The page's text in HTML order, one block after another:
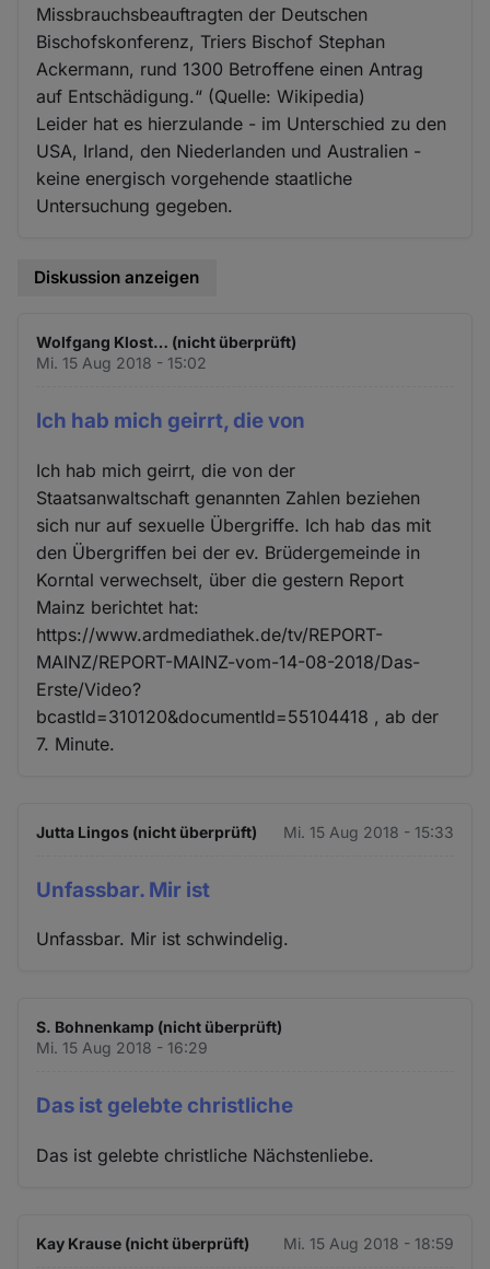
Missbrauchsbeauftragten der Deutschen
Bischofskonferenz, Triers Bischof Stephan
Ackermann, rund 1300 Betroffene einen Antrag
auf Entschädigung.“ (Quelle: Wikipedia)
Leider hat es hierzulande - im Unterschied zu den
USA, Irland, den Niederlanden und Australien -
keine energisch vorgehende staatliche
Untersuchung gegeben.
Diskussion anzeigen
Wolfgang Klost… (nicht überprüft)
Mi. 15 Aug 2018 - 15:02
Ich hab mich geirrt, die von
Ich hab mich geirrt, die von der
Staatsanwaltschaft genannten Zahlen beziehen
sich nur auf sexuelle Übergriffe. Ich hab das mit
den Übergriffen bei der ev. Brüdergemeinde in
Korntal verwechselt, über die gestern Report
Mainz berichtet hat:
https://www.ardmediathek.de/tv/REPORT-
MAINZ/REPORT-MAINZ-vom-14-08-2018/Das-
Erste/Video?
bcastId=310120&documentId=55104418 , ab der
7. Minute.
Jutta Lingos (nicht überprüft) Mi. 15 Aug 2018 - 15:33
Unfassbar. Mir ist
Unfassbar. Mir ist schwindelig.
S. Bohnenkamp (nicht überprüft)
Mi. 15 Aug 2018 - 16:29
Das ist gelebte christliche
Das ist gelebte christliche Nächstenliebe.
Kay Krause (nicht überprüft) Mi. 15 Aug 2018 - 18:59